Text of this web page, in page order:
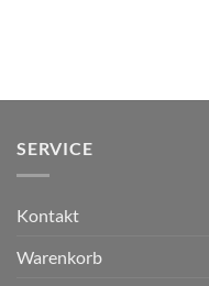
SERVICE
Kontakt
Warenkorb